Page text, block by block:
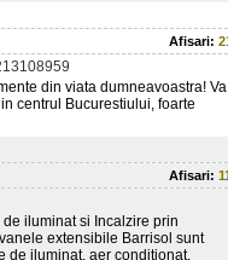
Afisari:
din viata dumneavoastra! Va
centrul Bucurestiului, foarte
Afisari:
iluminat si Incalzire prin
extensibile Barrisol sunt
de iluminat, aer conditionat,